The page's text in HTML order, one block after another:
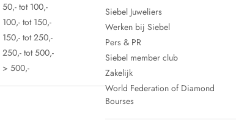
tot 100,-
tot 150,-
tot 250,-
250,- tot 500,-
> 500,-
Siebel Juweliers
Werken bij Siebel
Pers & PR
Siebel member club
Zakelijk
World Federation of Diamond
Bourses